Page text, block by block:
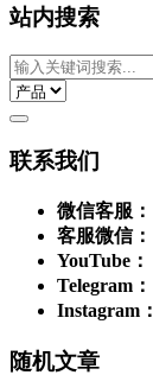
站内搜索
联系我们
微信客服：
客服微信：
YouTube：
Telegram：
Instagram：
随机文章